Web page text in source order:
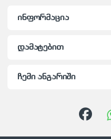
ინფორმაცია
დამატებით
ჩემი ანგარიში